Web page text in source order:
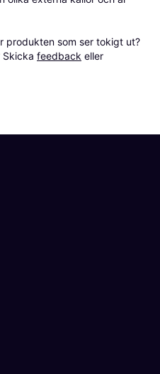
produkten som ser tokigt ut?
Skicka feedback eller